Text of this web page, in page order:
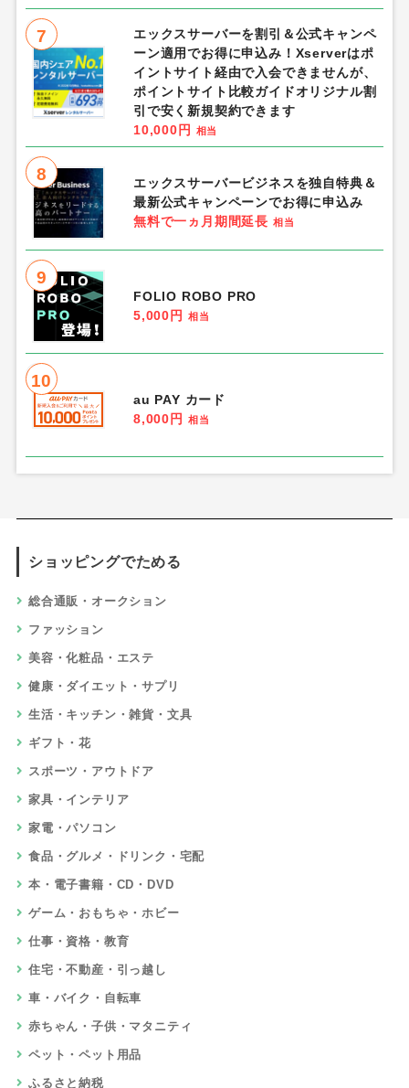
7
エックスサーバーを割引＆公式キャンペ
ーン適用でお得に申込み！Xserverはポ
イントサイト経由で入会できませんが、
ポイントサイト比較ガイドオリジナル割
引で安く新規契約できます
10,000円
相当
8
エックスサーバービジネスを独自特典＆
最新公式キャンペーンでお得に申込み
無料で一ヵ月期間延長 相当
9
FOLIO ROBO PRO
5,000円
相当
10
au PAY カード
8,000円
相当
ショッピングでためる
総合通販・オークション
ファッション
美容・化粧品・エステ
健康・ダイエット・サプリ
生活・キッチン・雑貨・文具
ギフト・花
スポーツ・アウトドア
家具・インテリア
家電・パソコン
食品・グルメ・ドリンク・宅配
本・電子書籍・CD・DVD
ゲーム・おもちゃ・ホビー
仕事・資格・教育
住宅・不動産・引っ越し
車・バイク・自転車
赤ちゃん・子供・マタニティ
ペット・ペット用品
ふるさと納税